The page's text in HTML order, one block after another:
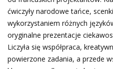
ćwiczyły narodowe tańce,
wykorzystaniem różnych
oryginalne prezentacje
Liczyła się współpraca,
powierzone zadania, a przede